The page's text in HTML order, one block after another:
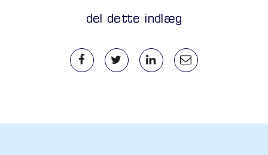
del dette indlæg